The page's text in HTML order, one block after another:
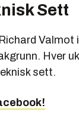
Sett
Valmot
Hver
sett.